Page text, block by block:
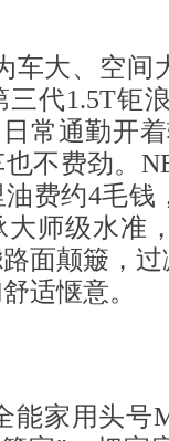
大、空间
三代1.5T钜
常通勤开
不费劲。
费约4毛钱
大师级水准
面颠簸，
适惬意。
家用头号